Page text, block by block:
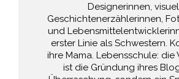
Designerinnen,
Geschichtenerzählerinnen,
und
erster Linie als Schwestern.
ihre Mama. Lebensschule: die
ist die Gründung ihres